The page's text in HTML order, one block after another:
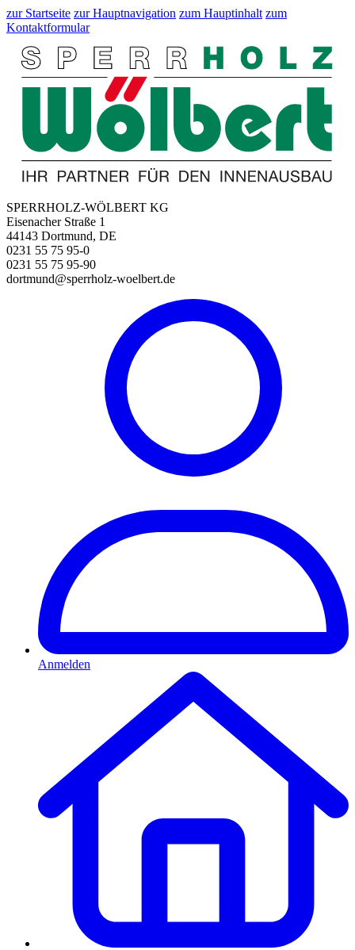
zur Startseite zur Hauptnavigation zum Hauptinhalt zum
Kontaktformular
SPERRHOLZ-WÖLBERT KG
Eisenacher Straße 1
44143 Dortmund, DE
0231 55 75 95-0
0231 55 75 95-90
dortmund@sperrholz-woelbert.de
Anmelden